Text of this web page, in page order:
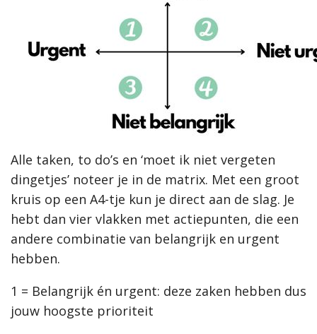
Alle taken, to do’s en ‘moet ik niet vergeten
dingetjes’ noteer je in de matrix. Met een groot
kruis op een A4-tje kun je direct aan de slag. Je
hebt dan vier vlakken met actiepunten, die een
andere combinatie van belangrijk en urgent
hebben.
1 = Belangrijk én urgent: deze zaken hebben dus
jouw hoogste prioriteit